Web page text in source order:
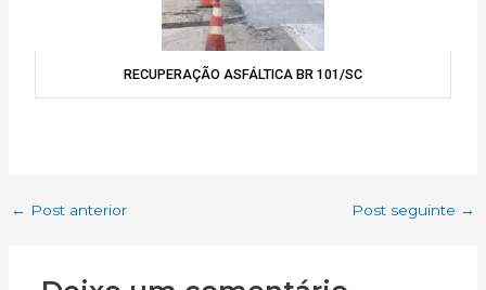
RECUPERAÇÃO ASFÁLTICA BR 101/SC
← Post anterior Post seguinte →